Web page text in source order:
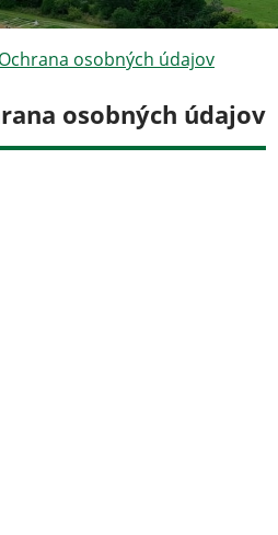
Ochrana osobných údajov
osobných údajov